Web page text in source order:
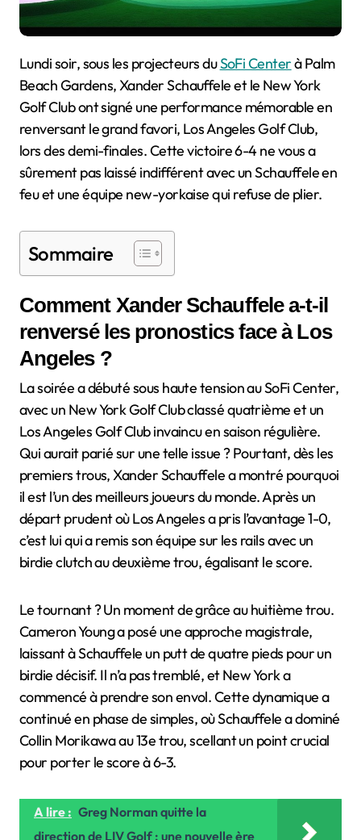
Lundi soir, sous les projecteurs duSoFi Centerà Palm
Beach Gardens, Xander Schauffele et le New York
Golf Club ont signé une performance mémorable en
renversant le grand favori, Los Angeles Golf Club,
lors des demi-finales. Cette victoire 6-4 ne vous a
sûrement pas laissé indifférent avec un Schauffele en
feu et une équipe new-yorkaise qui refuse de plier.
Sommaire
Comment Xander Schauffele a-t-il
renversé les pronostics face à Los
Angeles ?
La soirée a débuté sous haute tension au SoFi Center,
avec un New York Golf Club classé quatrième et un
Los Angeles Golf Club invaincu en saison régulière.
Qui aurait parié sur une telle issue ? Pourtant, dès les
premiers trous, Xander Schauffele a montré pourquoi
il est l’un des meilleurs joueurs du monde. Après un
départ prudent où Los Angeles a pris l’avantage 1-0,
c’est lui qui a remis son équipe sur les rails avec un
birdie clutch au deuxième trou, égalisant le score.
Le tournant ? Un moment de grâce au huitième trou.
Cameron Young a posé une approche magistrale,
laissant à Schauffele un putt de quatre pieds pour un
birdie décisif. Il n’a pas tremblé, et New York a
commencé à prendre son envol. Cette dynamique a
continué en phase de simples, où Schauffele a dominé
Collin Morikawa au 13e trou, scellant un point crucial
pour porter le score à 6-3.
A lire : Greg Norman quitte la
direction de LIV Golf : une nouvelle ère